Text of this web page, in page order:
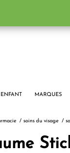
MARQUES
/ soins du visage /